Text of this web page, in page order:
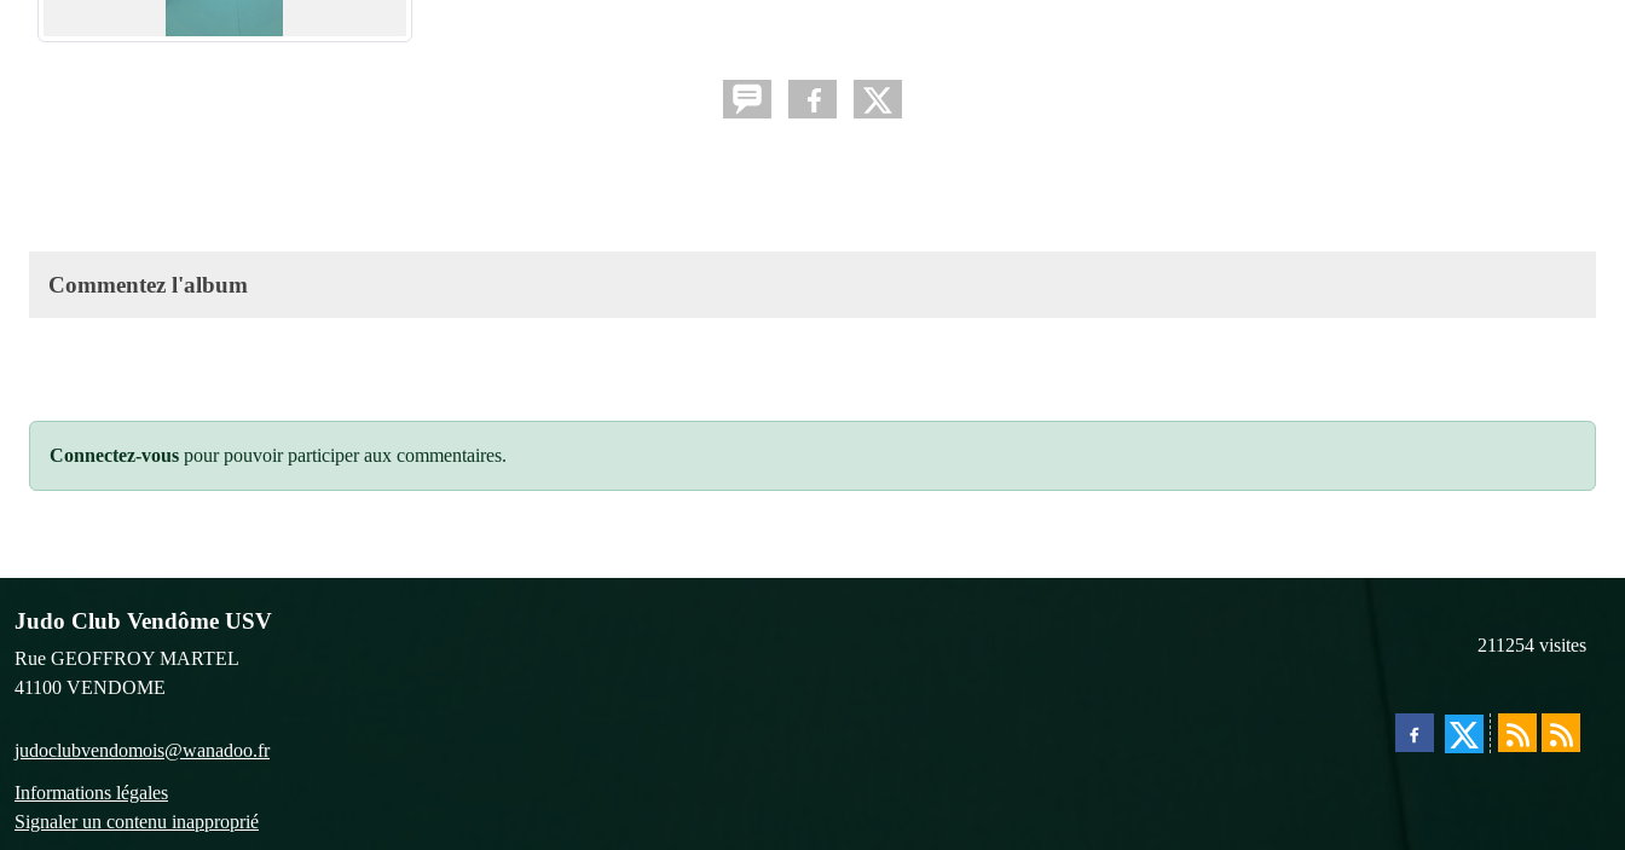
Commentez l'album
Connectez-vous pour pouvoir participer aux commentaires.
Judo Club Vendôme USV
Rue GEOFFROY MARTEL
41100 VENDOME
judoclubvendomois@wanadoo.fr
Informations légales
Signaler un contenu inapproprié
211254 visites